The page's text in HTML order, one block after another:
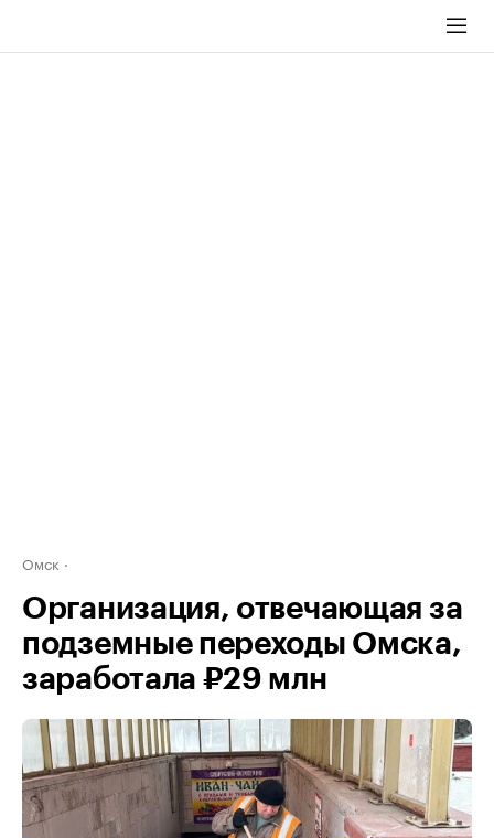
Омск
Организация, отвечающая за
подземные переходы Омска,
заработала ₽29 млн